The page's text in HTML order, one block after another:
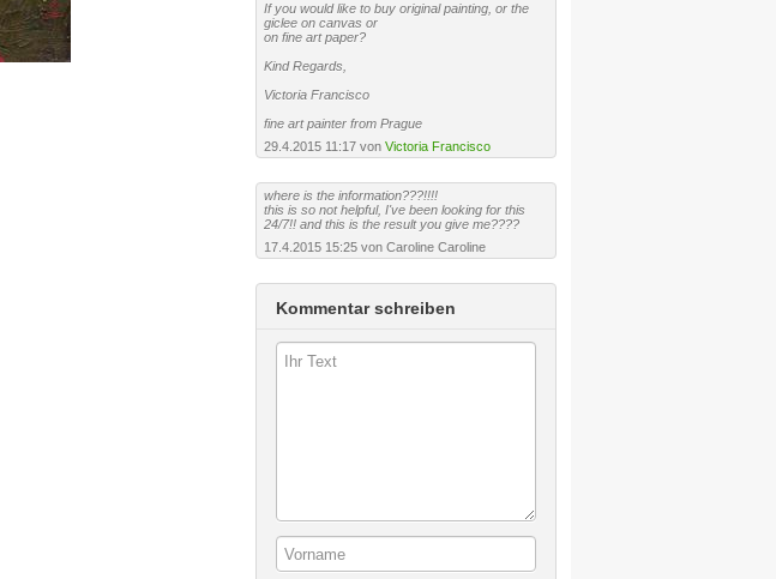
If you would like to buy original painting, or the
giclee on canvas or
on fine art paper?
Kind Regards,
Victoria Francisco
fine art painter from Prague
29.4.2015 11:17 von Victoria Francisco
where is the information???!!!!
this is so not helpful, I've been looking for this
24/7!! and this is the result you give me????
17.4.2015 15:25 von Caroline Caroline
Kommentar schreiben